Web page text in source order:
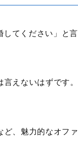
してください」と言
えないはずです。
ど、魅力的なオファ